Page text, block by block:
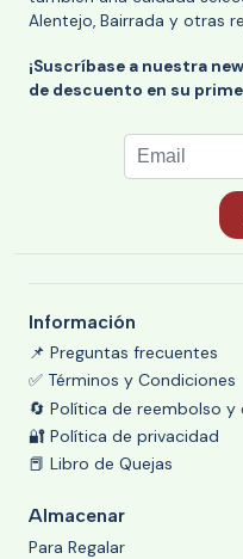
Alentejo, Bairrada y otras
¡Suscríbase a nuestra
de descuento en su
Información
📌 Preguntas frecuentes
✅ Términos y Condiciones
🔄 Política de reembolso y
🔐 Política de privacidad
📕 Libro de Quejas
Almacenar
Para Regalar